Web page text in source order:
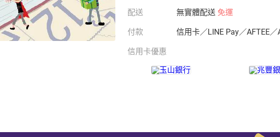
配送 無實體配送 免運
付款 信用卡／LINE Pay／AFTEE／
信用卡優惠